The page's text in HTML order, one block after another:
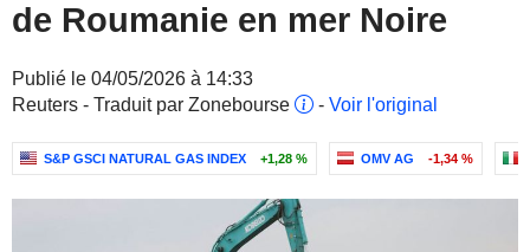
de Roumanie en mer Noire
Publié le 04/05/2026 à 14:33
Reuters - Traduit par Zonebourse
- Voir l'original
S&P GSCI NATURAL GAS INDEX +1,28 % OMV AG -1,34 %